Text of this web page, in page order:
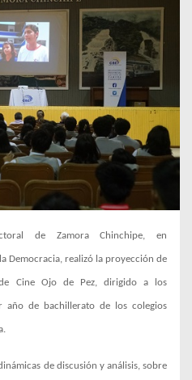
de Zamora Chinchipe, en
Democracia, realizó la proyección de
Cine Ojo de Pez, dirigido a los
año de bachillerato de los colegios
de discusión y análisis, sobre